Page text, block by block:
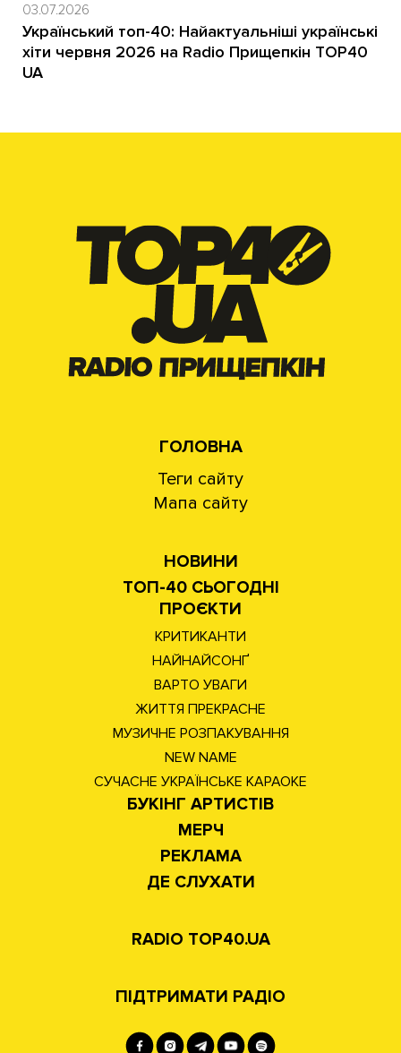
03.07.2026
Український топ-40: Найактуальніші українські
хіти червня 2026 на Radio Прищепкін TOP40
UA
ГОЛОВНА
Теги сайту
Мапа сайту
НОВИНИ
ТОП-40 СЬОГОДНІ
ПРОЄКТИ
КРИТИКАНТИ
НАЙНАЙСОНҐ
ВАРТО УВАГИ
ЖИТТЯ ПРЕКРАСНЕ
МУЗИЧНЕ РОЗПАКУВАННЯ
NEW NAME
СУЧАСНЕ УКРАЇНСЬКЕ КАРАОКЕ
БУКІНГ АРТИСТІВ
МЕРЧ
РЕКЛАМА
ДЕ СЛУХАТИ
RADIO TOP40.UA
ПІДТРИМАТИ РАДІО